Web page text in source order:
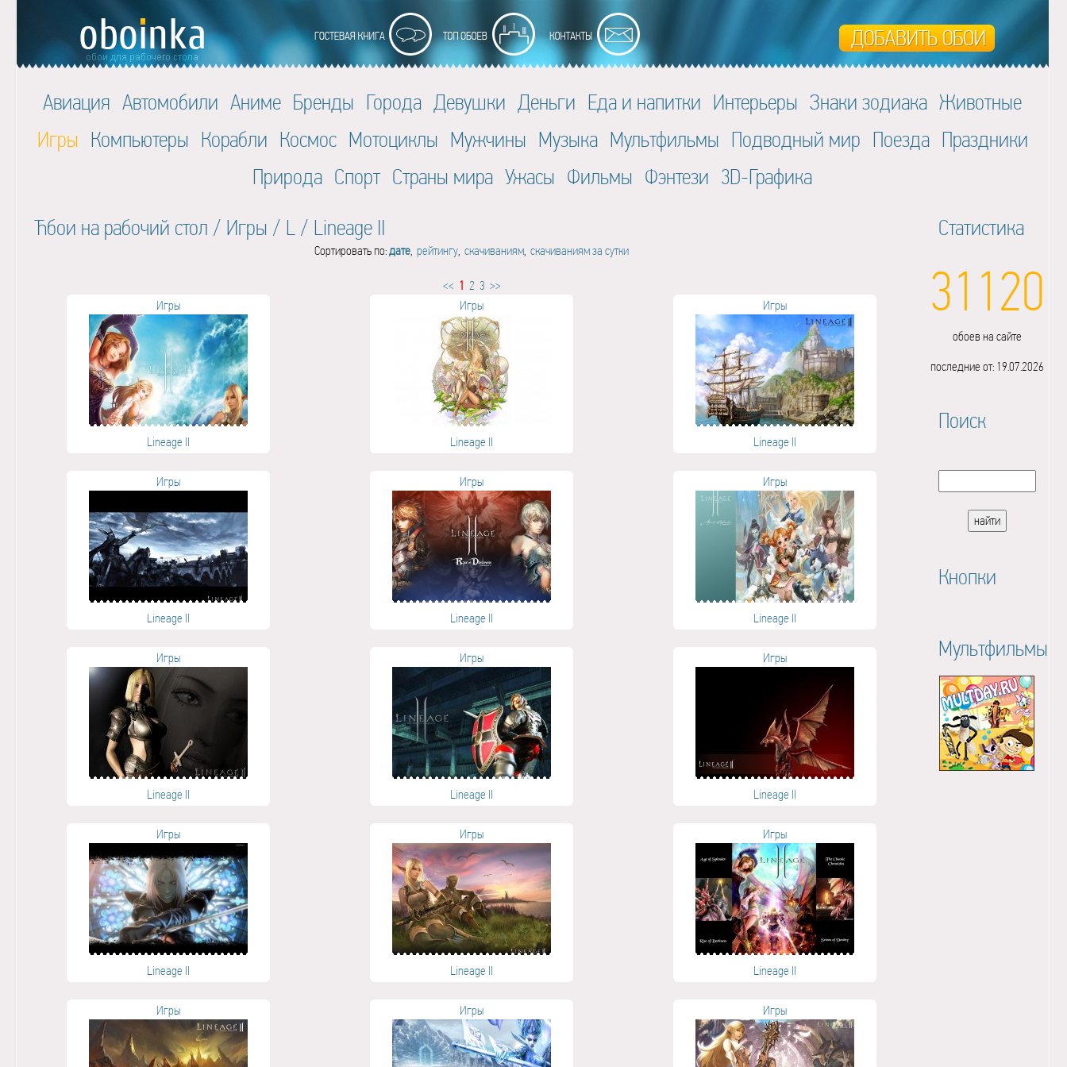
Авиация Автомобили Аниме Бренды Города Девушки Деньги Еда и напитки Интерьеры Знаки зодиака Животные
Игры Компьютеры Корабли Космос Мотоциклы Мужчины Музыка Мультфильмы Подводный мир Поезда Праздники
Природа Спорт Страны мира Ужасы Фильмы Фэнтези 3D-Графика
Ћбои на рабочий стол / Игры / L / Lineage II
Сортировать по:дате, рейтингу, скачиваниям, скачиваниям за сутки
<< 1 2 3 >>
Игры
Lineage II
Игры
Lineage II
Игры
Lineage II
Игры
Lineage II
Игры
Lineage II
Игры
Lineage II
Игры
Lineage II
Игры
Lineage II
Игры
Lineage II
Игры
Lineage II
Игры
Lineage II
Игры
Lineage II
Игры Игры Игры
Статистика
31120
обоев на сайте
последние от: 19.07.2026
Поиск
Кнопки
Мультфильмы